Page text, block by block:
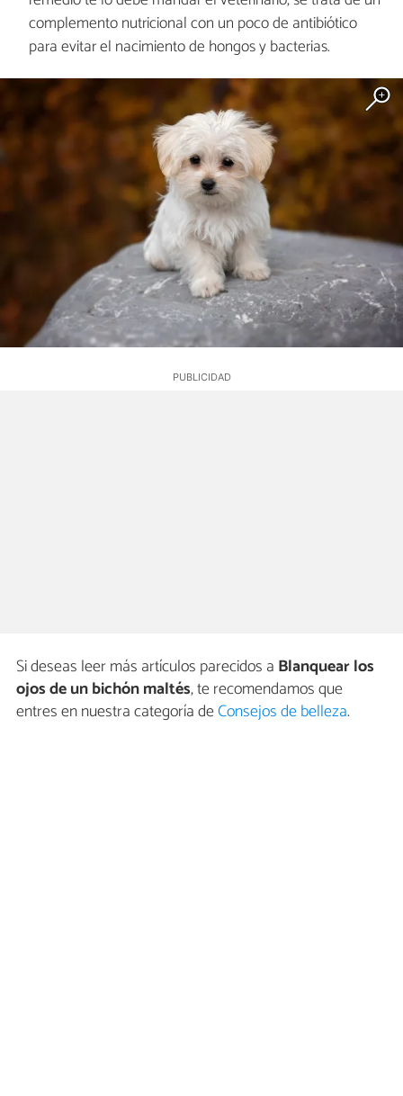
complemento nutricional con un poco de antibiótico
para evitar el nacimiento de hongos y bacterias.
Si deseas leer más artículos parecidos a Blanquear los
ojos de un bichón maltés, te recomendamos que
entres en nuestra categoría deConsejos de belleza.